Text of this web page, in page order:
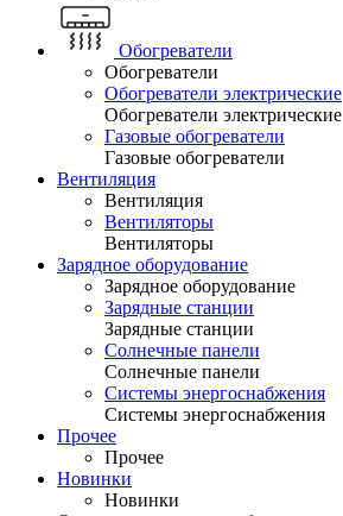
Обогреватели
Обогреватели
Обогреватели электрические
Обогреватели электрические
Газовые обогреватели
Газовые обогреватели
Вентиляция
Вентиляция
Вентиляторы
Вентиляторы
Зарядное оборудование
Зарядное оборудование
Зарядные станции
Зарядные станции
Солнечные панели
Солнечные панели
Системы энергоснабжения
Системы энергоснабжения
Прочее
Прочее
Новинки
Новинки